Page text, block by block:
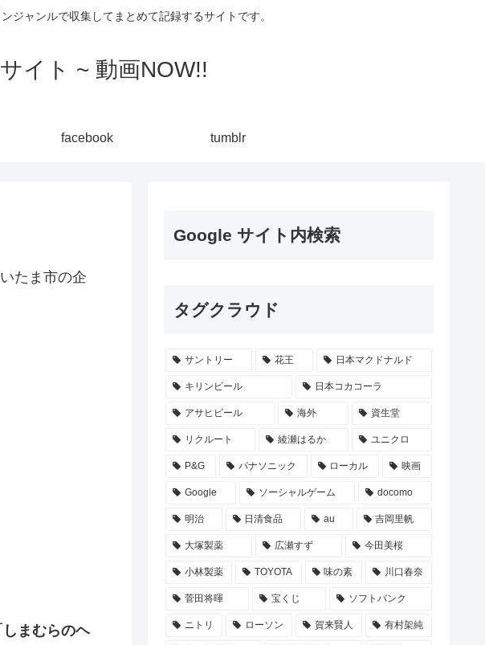
ジャンルで収集してまとめて記録するサイトです。
イト ~ 動画NOW!!
facebook tumblr
たま市の企
まむらのヘ
Google サイト内検索
タグクラウド
サントリー 花王 日本マクドナルド
キリンビール 日本コカコーラ
アサヒビール 海外 資生堂
リクルート 綾瀬はるか ユニクロ
P&G パナソニック ローカル 映画
Google ソーシャルゲーム docomo
明治 日清食品 au 吉岡里帆
大塚製薬 広瀬すず 今田美桜
小林製薬 TOYOTA 味の素 川口春奈
菅田将暉 宝くじ ソフトバンク
ニトリ ローソン 賀来賢人 有村架純